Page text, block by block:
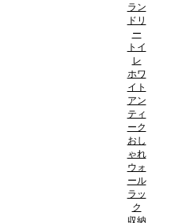
ラン
ドリ
ー
トイ
レ
ホワ
イト
アン
ティ
ーク
おし
ゃれ
ウォ
ール
ラッ
ク
収納